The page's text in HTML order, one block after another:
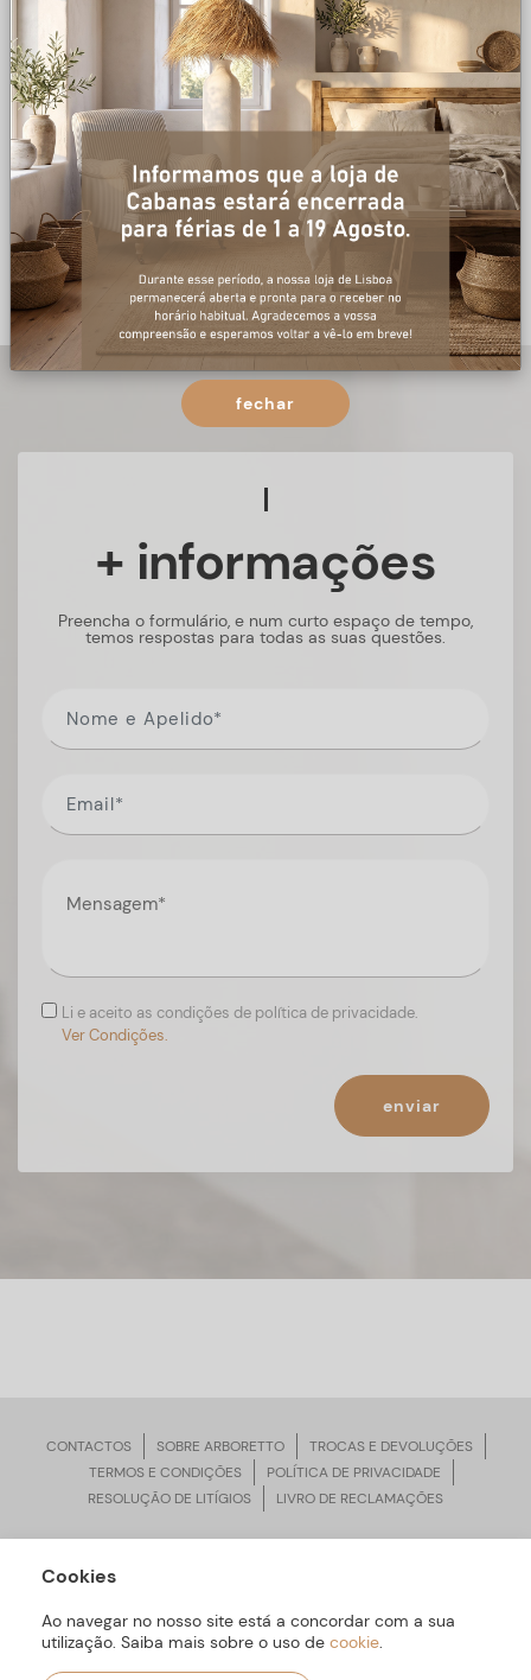
+ informações
Preencha o formulário, e num curto espaço de tempo,
temos respostas para todas as suas questões.
Li e aceito as condições de política de privacidade.
Ver Condições.
enviar
CONTACTOS SOBRE ARBORETTO
TROCAS E DEVOLUÇÕES
TERMOS E CONDIÇÕES
POLÍTICA DE PRIVACIDADE
RESOLUÇÃO DE LITÍGIOS
LIVRO DE RECLAMAÇÕES
ARBORETTO © Todos os Direitos Reservados | Desenvolvido por
Cookies
Ao navegar no nosso site está a concordar com a sua
utilização. Saiba mais sobre o uso de cookie.
fechar